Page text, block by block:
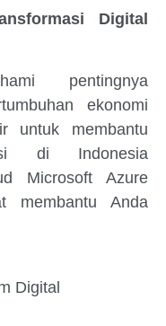
Digital
pentingnya
ekonomi
untuk membantu
di Indonesia
Microsoft Azure
membantu Anda
Digital